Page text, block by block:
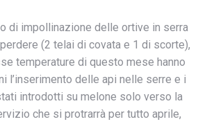
di impollinazione delle ortive in serra
(2 telai di covata e 1 di scorte),
temperature di questo mese hanno
l’inserimento delle api nelle serre e i
introdotti su melone solo verso la
che si protrarrà per tutto aprile,